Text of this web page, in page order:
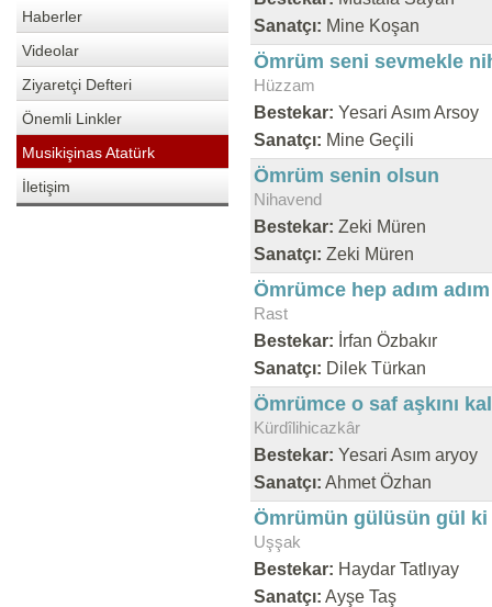
Haberler
Videolar
Ziyaretçi Defteri
Önemli Linkler
Musikişinas Atatürk
İletişim
Sanatçı: Mine Koşan
Ömrüm seni sevmekle
Hüzzam
Bestekar: Yesari Asım Arsoy
Sanatçı: Mine Geçili
Ömrüm senin olsun
Nihavend
Bestekar: Zeki Müren
Sanatçı: Zeki Müren
Ömrümce hep adım
Rast
Bestekar: İrfan Özbakır
Sanatçı: Dilek Türkan
Ömrümce o saf aşkını
Kürdîlihicazkâr
Bestekar: Yesari Asım aryoy
Sanatçı: Ahmet Özhan
Ömrümün gülüsün gül
Uşşak
Bestekar: Haydar Tatlıyay
Sanatçı: Ayşe Taş